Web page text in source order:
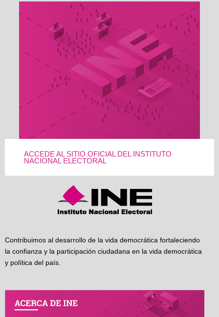
ACCEDE AL SITIO OFICIAL DEL INSTITUTO
NACIONAL ELECTORAL
Contribuimos al desarrollo de la vida democrática fortaleciendo
la confianza y la participación ciudadana en la vida democrática
y política del país.